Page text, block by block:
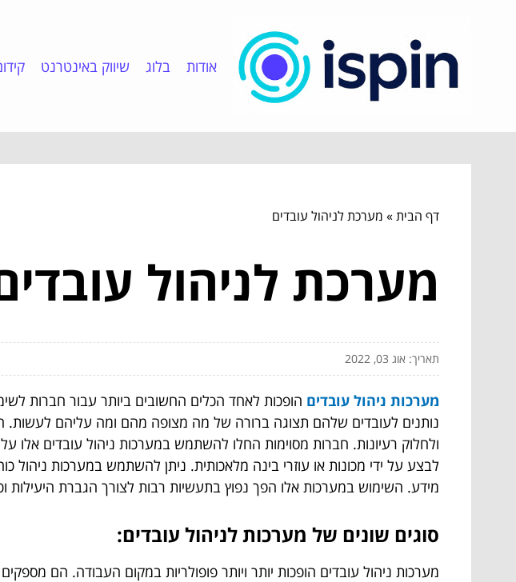
אודות בלוג שיווק באינטרנט
דף הבית» מערכת לניהול עובדים
מערכת לניהול
תאריך: אוג 03, 2022
מערכות ניהול עובדים הופכות לאחד הכלים החשובים ביותר עבור חברות
נותנים לעובדים שלהם תצוגה ברורה של מה מצופה מהם ומה עליהם
ולחלוק רעיונות. חברות מסוימות החלו להשתמש במערכות ניהול עובדים אלו
לבצע על ידי מכונות או עוזרי בינה מלאכותית. ניתן להשתמש במערכות
מידע. השימוש במערכות אלו הפך נפוץ בתעשיות רבות לצורך הגברת היעילות
סוגים שונים של מערכות לניהול עובדים:
מערכות ניהול עובדים הופכות יותר ויותר פופולריות במקום העבודה. הם